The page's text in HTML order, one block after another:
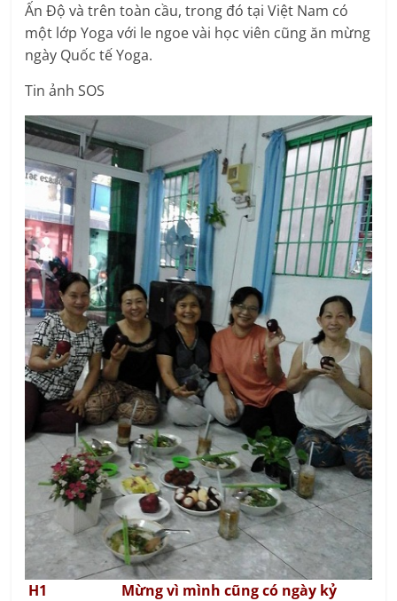
Ấn Độ và trên toàn cầu, trong đó tại Việt Nam có
một lớp Yoga với le ngoe vài học viên cũng ăn mừng
ngày Quốc tế Yoga.
Tin ảnh SOS
H1 Mừng vì mình cũng có ngày kỷ